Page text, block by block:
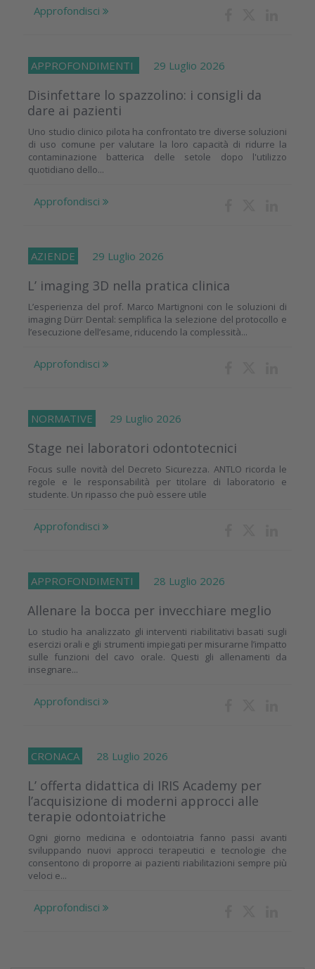
Approfondisci
APPROFONDIMENTI 29 Luglio 2026
Disinfettare lo spazzolino: i consigli da
dare ai pazienti
Uno studio clinico pilota ha confrontato tre diverse soluzioni
di uso comune per valutare la loro capacità di ridurre la
contaminazione batterica delle setole dopo l'utilizzo
quotidiano dello...
Approfondisci
AZIENDE 29 Luglio 2026
L’ imaging 3D nella pratica clinica
L’esperienza del prof. Marco Martignoni con le soluzioni di
imaging Dürr Dental: semplifica la selezione del protocollo e
l’esecuzione dell’esame, riducendo la complessità...
Approfondisci
NORMATIVE 29 Luglio 2026
Stage nei laboratori odontotecnici
Focus sulle novità del Decreto Sicurezza. ANTLO ricorda le
regole e le responsabilità per titolare di laboratorio e
studente. Un ripasso che può essere utile
Approfondisci
APPROFONDIMENTI 28 Luglio 2026
Allenare la bocca per invecchiare meglio
Lo studio ha analizzato gli interventi riabilitativi basati sugli
esercizi orali e gli strumenti impiegati per misurarne l’impatto
sulle funzioni del cavo orale. Questi gli allenamenti da
insegnare...
Approfondisci
CRONACA 28 Luglio 2026
L’ offerta didattica di IRIS Academy per
l’acquisizione di moderni approcci alle
terapie odontoiatriche
Ogni giorno medicina e odontoiatria fanno passi avanti
sviluppando nuovi approcci terapeutici e tecnologie che
consentono di proporre ai pazienti riabilitazioni sempre più
veloci e...
Approfondisci